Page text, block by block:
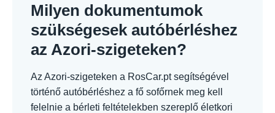
Milyen dokumentumok
szükségesek autóbérléshez
az Azori-szigeteken?
Az Azori-szigeteken a RosCar.pt segítségével
történő autóbérléshez a fő sofőrnek meg kell
felelnie a bérleti feltételekben szereplő életkori